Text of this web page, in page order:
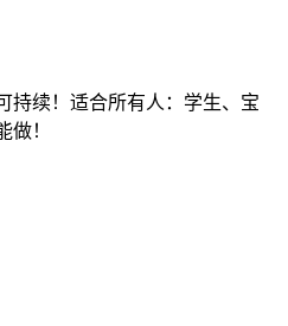
持续！适合所有人：学生、宝
做！